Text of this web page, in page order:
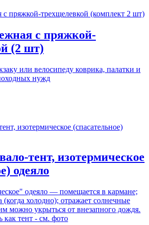
с пряжкой-
(2 шт)
или велосипеду коврика, палатки и
нужд
тент, изотермическое
одеяло
одеяло — помещается в кармане;
(когда холодно); отражает солнечные
можно укрыться от внезапного дождя.
как тент - см. фото